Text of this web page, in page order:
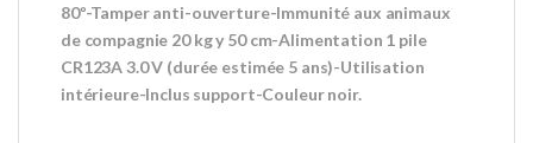
80º-Tamper anti-ouverture-Immunité aux animaux
de compagnie 20 kg y 50 cm-Alimentation 1 pile
CR123A 3.0 V (durée estimée 5 ans)-Utilisation
intérieure-Inclus support-Couleur noir.